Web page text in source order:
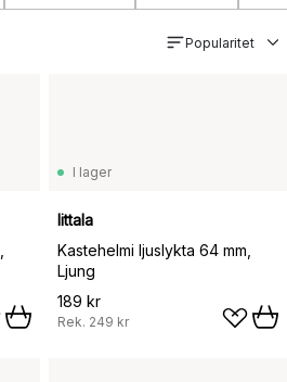
Popularitet
I lager
Iittala
Kastehelmi ljuslykta 64 mm,
Ljung
189 kr
Rek. 249 kr